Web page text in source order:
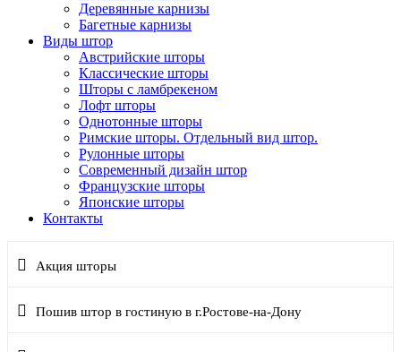
Деревянные карнизы
Багетные карнизы
Виды штор
Австрийские шторы
Классические шторы
Шторы с ламбрекеном
Лофт шторы
Однотонные шторы
Римские шторы. Отдельный вид штор.
Рулонные шторы
Современный дизайн штор
Французские шторы
Японские шторы
Контакты
Акция шторы
Пошив штор в гостиную в г.Ростове-на-Дону